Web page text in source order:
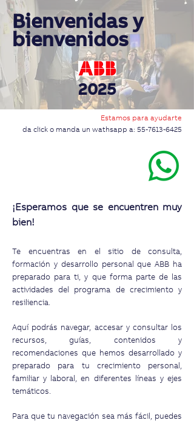
Bienvenidas y
bienvenidos
2025
Estamos para ayudarte
da click o manda un wathsapp a: 55-7613-6425
¡Esperamos que se encuentren muy
bien!
Te encuentras en el sitio de consulta,
formación y desarrollo personal que ABB ha
preparado para ti, y que forma parte de las
actividades del programa de crecimiento y
resiliencia.
Aquí podrás navegar, accesar y consultar los
recursos, guías, contenidos y
recomendaciones que hemos desarrollado y
preparado para tu crecimiento personal,
familiar y laboral, en diferentes líneas y ejes
temáticos.
Para que tu navegación sea más fácil, puedes